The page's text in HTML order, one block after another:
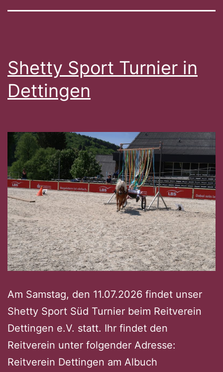
Shetty Sport Turnier in
Dettingen
Am Samstag, den 11.07.2026 findet unser
Shetty Sport Süd Turnier beim Reitverein
Dettingen e.V. statt. Ihr findet den
Reitverein unter folgender Adresse:
Reitverein Dettingen am Albuch